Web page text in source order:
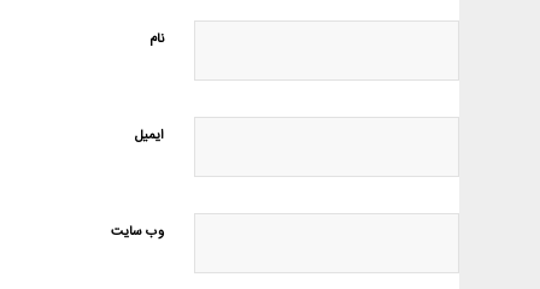
نام
ایمیل
وب‌ سایت